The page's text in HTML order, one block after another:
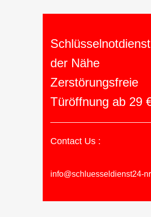
der Nähe
Zerstörungsfreie
Türöffnung ab 29
Contact Us :
info@schluesseldienst24-